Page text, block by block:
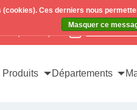
Contactez-
Produits Départements
Ces derniers nous
Masquer ce